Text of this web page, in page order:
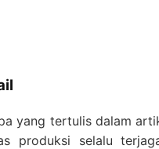
yang tertulis dalam
produksi selalu